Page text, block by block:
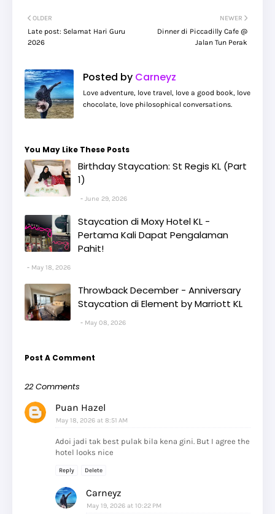
NEWER
Dinner di Piccadilly Cafe @
Jalan Tun Perak
OLDER
Late post: Selamat Hari Guru
2026
Posted by Carneyz
Love adventure, love travel, love a good book, love
chocolate, love philosophical conversations.
You May Like These Posts
Birthday Staycation: St Regis KL (Part
1)
June 29, 2026
Staycation di Moxy Hotel KL -
Pertama Kali Dapat Pengalaman
Pahit!
May 18, 2026
Throwback December - Anniversary
Staycation di Element by Marriott KL
May 08, 2026
Post A Comment
22 Comments
Puan Hazel
May 18, 2026 at 8:51 AM
Adoi jadi tak best pulak bila kena gini. But I agree the
hotel looks nice
Reply Delete
Carneyz
May 19, 2026 at 10:22 PM